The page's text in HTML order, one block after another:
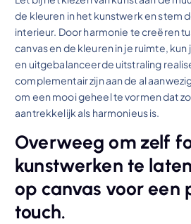
de kleuren in het kunstwerk en stem
interieur. Door harmonie te creëren
canvas en de kleuren in je ruimte,
en uitgebalanceerde uitstraling
complementair zijn aan de al
om een mooi geheel te vormen dat
aantrekkelijk als harmonieus is.
Overweeg om zelf
kunstwerken te
op canvas voor een
touch.